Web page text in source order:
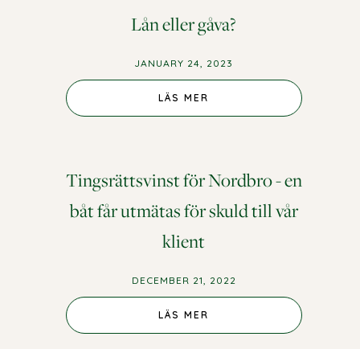
Lån eller gåva?
JANUARY 24, 2023
LÄS MER
Tingsrättsvinst för Nordbro - en
båt får utmätas för skuld till vår
klient
DECEMBER 21, 2022
LÄS MER